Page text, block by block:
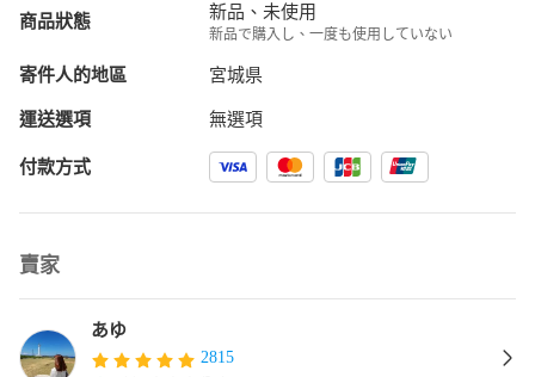
商品狀態 新品、未使用
新品で購入し、一度も使用していない
寄件人的地區 宮城県
運送選項 無選項
付款方式
賣家
あゆ
2815